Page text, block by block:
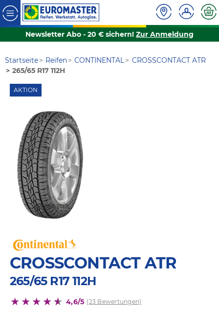
Newsletter Abo - 20 € sichern! Zur Anmeldung
Startseite Reifen CONTINENTAL
CROSSCONTACT ATR
265/65 R17 112H
AKTION
CROSSCONTACT ATR
265/65 R17 112H
4,6/5 (23 Bewertungen)